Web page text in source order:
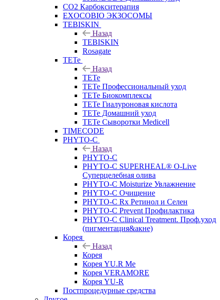
CO2 Карбокситерапия
EXOCOBIO ЭКЗОСОМЫ
TEBISKIN
Назад
TEBISKIN
Rosagate
TETe
Назад
TETe
TETe Профессиональный уход
TETe Биокомплексы
TETe Гиалуроновая кислота
TETe Домашний уход
TETe Сыворотки Medicell
TIMECODE
PHYTO-C
Назад
PHYTO-C
PHYTO-C SUPERHEAL® O-Live
Суперцелебная олива
PHYTO-C Moisturize Увлажнение
PHYTO-C Очищение
PHYTO-C Rx Ретинол и Селен
PHYTO-C Prevent Профилактика
PHYTO-C Clinical Treatment. Проф.уход
(пигментация&акне)
Корея
Назад
Корея
Корея YU.R Me
Корея VERAMORE
Корея YU-R
Постпроцедурные средства